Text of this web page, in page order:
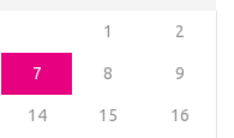
1 2
7 8 9
14 15 16